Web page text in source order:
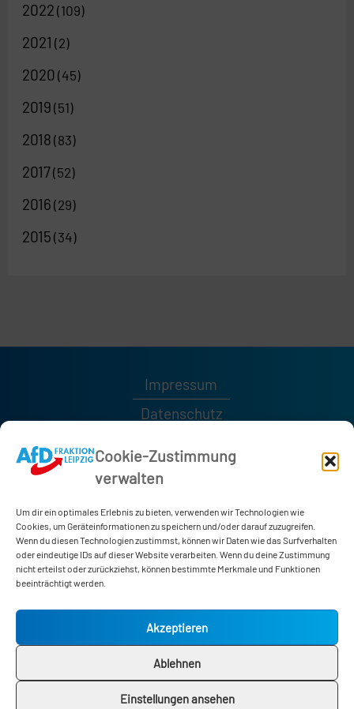
Cookie-Zustimmung
verwalten
Um dir ein optimales Erlebnis zu bieten, verwenden wir Technologien wie
Cookies, um Geräteinformationen zu speichern und/oder darauf zuzugreifen.
Wenn du diesen Technologien zustimmst, können wir Daten wie das Surfverhalten
oder eindeutige IDs auf dieser Website verarbeiten. Wenn du deine Zustimmung
nicht erteilst oder zurückziehst, können bestimmte Merkmale und Funktionen
beeinträchtigt werden.
Akzeptieren
Ablehnen
Einstellungen ansehen
2022 (109)
2021 (2)
2020 (45)
2019 (51)
2018 (83)
2017(52)
2016 (29)
2015 (34)
Neues Rathaus
04109 Leipzig
Zimmer 178
Impressum
Datenschutz
0341 / 1232189
0341 / 1232185
afd-fraktion@leipzig.de